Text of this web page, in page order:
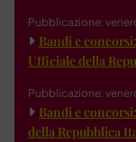
Pubblicazione:
Bandi e
Ufficiale della
Pubblicazione:
Bandi e
della Repubblica